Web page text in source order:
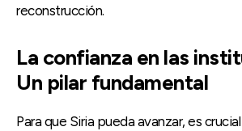
reconstrucción.
La confianza en las
Un pilar fundamental
Para que Siria pueda avanzar, es